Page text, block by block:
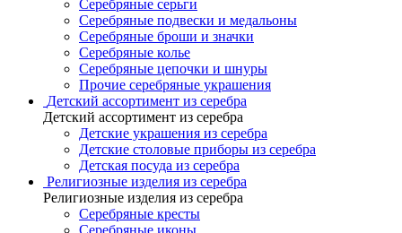
Серебряные серьги
Серебряные подвески и медальоны
Серебряные броши и значки
Серебряные колье
Серебряные цепочки и шнуры
Прочие серебряные украшения
Детский ассортимент из серебра
Детский ассортимент из серебра
Детские украшения из серебра
Детские столовые приборы из серебра
Детская посуда из серебра
Религиозные изделия из серебра
Религиозные изделия из серебра
Серебряные кресты
Серебряные иконы